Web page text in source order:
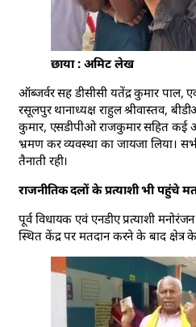
छाया : अमिट लेख
ऑब्जर्वर सह डीसीसी यतेंद्र कुमार पाल,
रसूलपुर थानाध्यक्ष राहुल श्रीवास्तव,
कुमार, एसडीपीओ राजकुमार सहित कई
भ्रमण कर व्यवस्था का जायजा लिया।
तैनाती रही।
राजनीतिक दलों के प्रत्याशी भी पहुंचे
पूर्व विधायक एवं एनडीए प्रत्याशी
स्थित केंद्र पर मतदान करने के बाद क्षेत्र